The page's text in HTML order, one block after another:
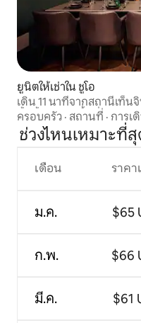
ยูนิตให้เช่าใน ชูโอ
เดิน 11 นาทีจากสถานีเท็น
ชั้นทั้งหมด มีพื้นที่ดีไซเนอร์
ขาวคุณภาพสูง
ครอบครัว · สถานที่ · การเ
ช่วงไหนเหมาะที่
เดือน
ม.ค.
ก.พ.
มี.ค.
ราคา
$65
$66
$61